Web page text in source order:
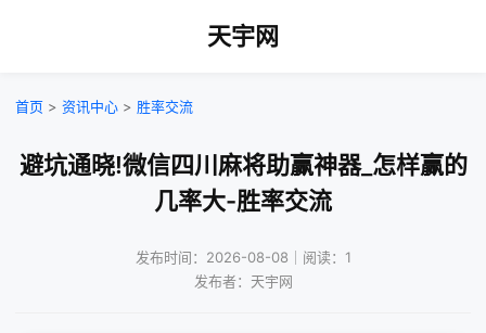
天宇网
首页 > 资讯中心 > 胜率交流
避坑通晓!微信四川麻将助赢神器_怎样赢的
几率大-胜率交流
发布时间：2026-08-08｜阅读：1
发布者：天宇网